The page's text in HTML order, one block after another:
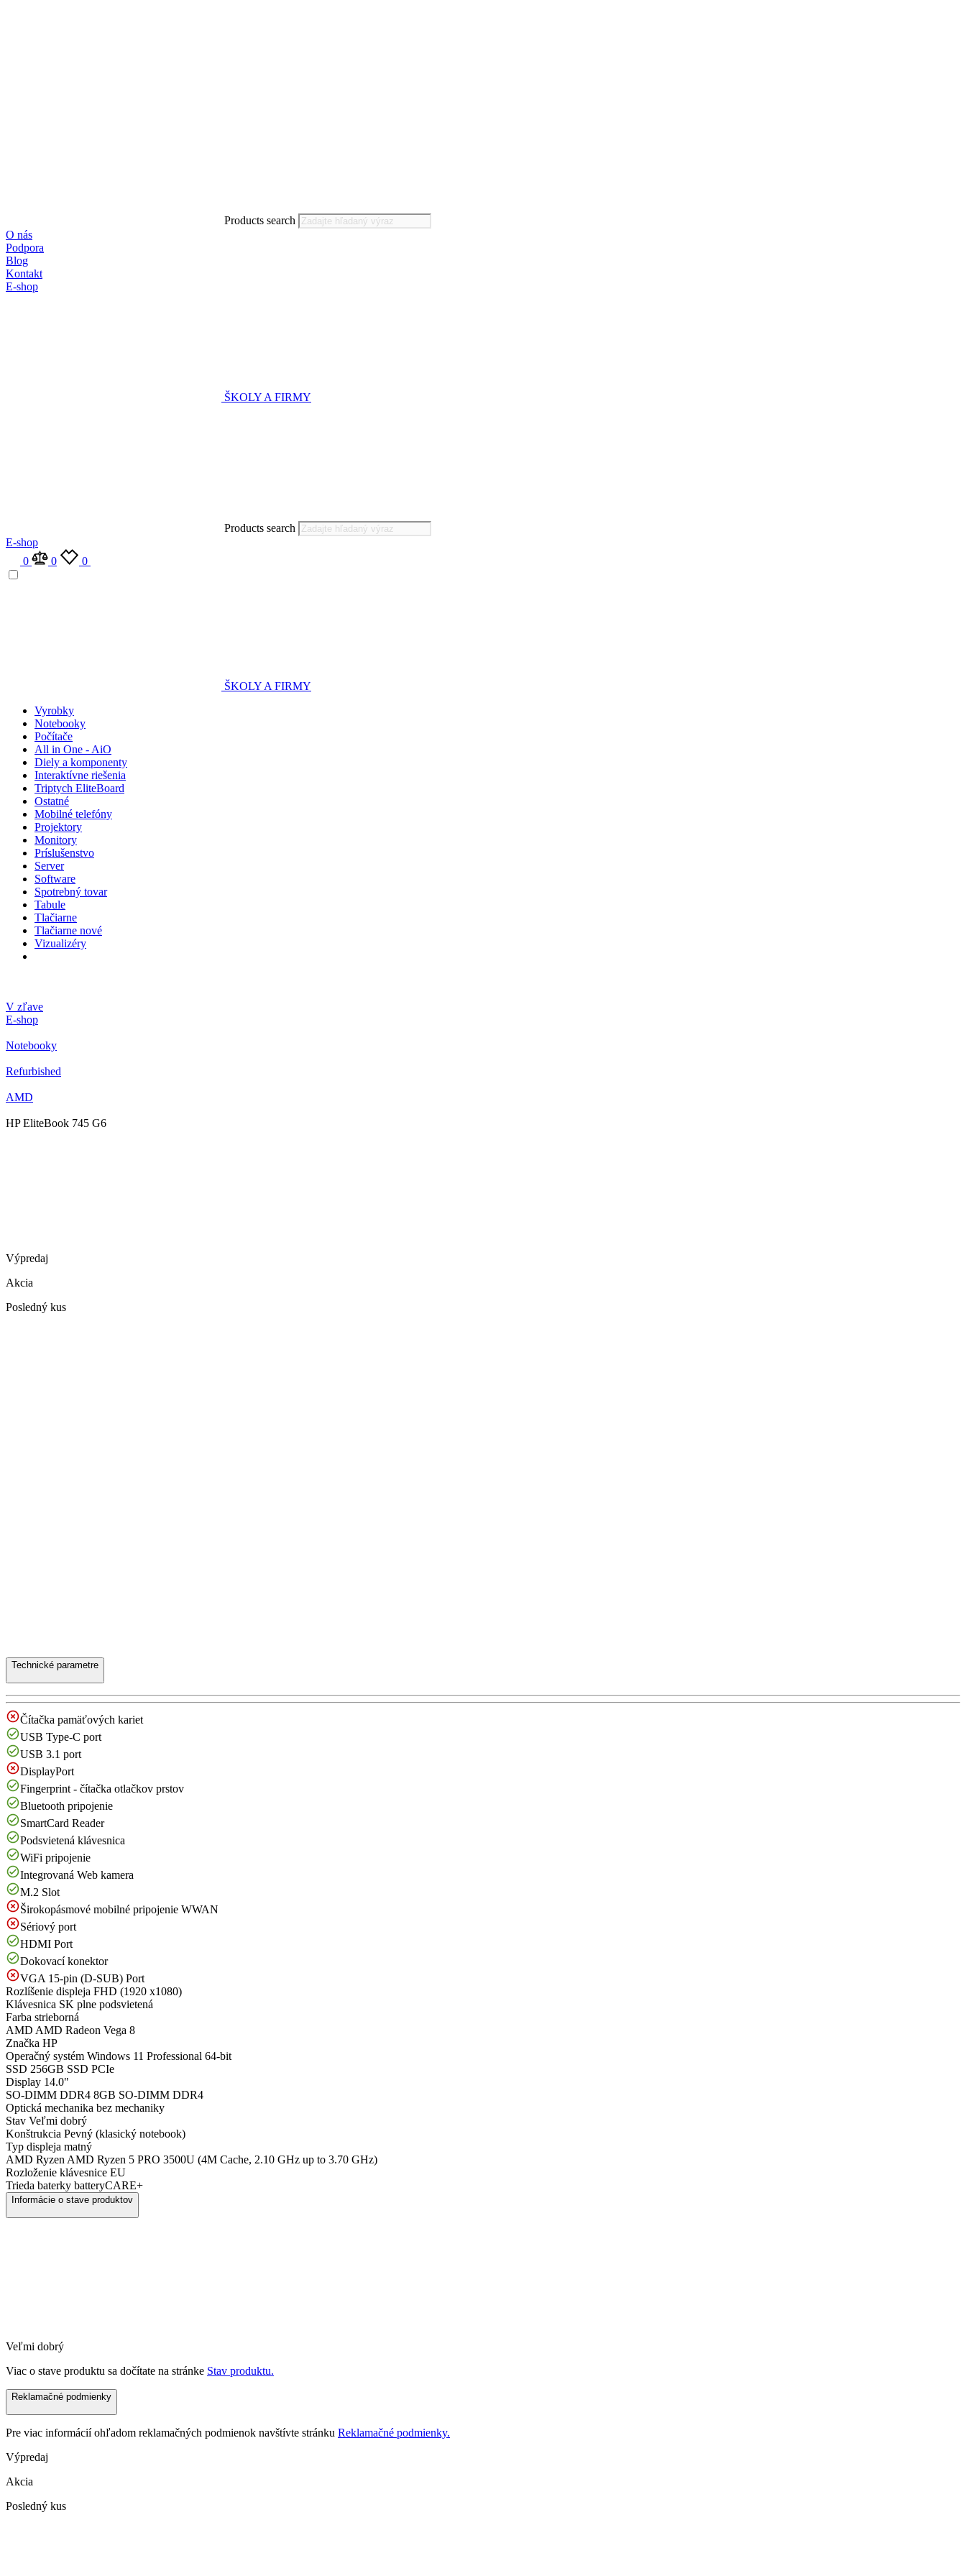
Products search
O nás
Podpora
Blog
Kontakt
E-shop
ŠKOLY A FIRMY
Products search
E-shop
0
0 0
ŠKOLY A FIRMY
Vyrobky
Notebooky
Počítače
All in One - AiO
Diely a komponenty
Interaktívne riešenia
Triptych EliteBoard
Ostatné
Mobilné telefóny
Projektory
Monitory
Príslušenstvo
Server
Software
Spotrebný tovar
Tabule
Tlačiarne
Tlačiarne nové
Vizualizéry
V zľave
E-shop
Notebooky
Refurbished
AMD
HP EliteBook 745 G6
Výpredaj
Akcia
Posledný kus
Technické parametre
Čítačka pamäťových kariet
USB Type-C port
USB 3.1 port
DisplayPort
Fingerprint - čítačka otlačkov prstov
Bluetooth pripojenie
SmartCard Reader
Podsvietená klávesnica
WiFi pripojenie
Integrovaná Web kamera
M.2 Slot
Širokopásmové mobilné pripojenie WWAN
Sériový port
HDMI Port
Dokovací konektor
VGA 15-pin (D-SUB) Port
Rozlíšenie displeja FHD (1920 x1080)
Klávesnica SK plne podsvietená
Farba strieborná
AMD AMD Radeon Vega 8
Značka HP
Operačný systém Windows 11 Professional 64-bit
SSD 256GB SSD PCIe
Display 14.0"
SO-DIMM DDR4 8GB SO-DIMM DDR4
Optická mechanika bez mechaniky
Stav Veľmi dobrý
Konštrukcia Pevný (klasický notebook)
Typ displeja matný
AMD Ryzen AMD Ryzen 5 PRO 3500U (4M Cache, 2.10 GHz up to 3.70 GHz)
Rozloženie klávesnice EU
Trieda baterky batteryCARE+
Informácie o stave produktov
Veľmi dobrý
Viac o stave produktu sa dočítate na stránke Stav produktu.
Reklamačné podmienky
Pre viac informácií ohľadom reklamačných podmienok navštívte stránku Reklamačné podmienky.
Výpredaj
Akcia
Posledný kus